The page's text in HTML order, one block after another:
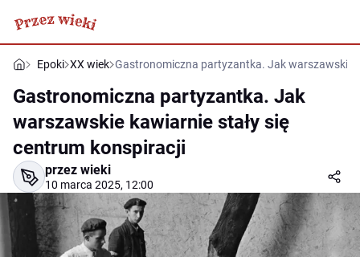
Epoki XX wiek Gastronomiczna partyzantka. Jak warszawskie
Gastronomiczna partyzantka. Jak
warszawskie kawiarnie stały się
centrum konspiracji
przez wieki
10 marca 2025, 12:00